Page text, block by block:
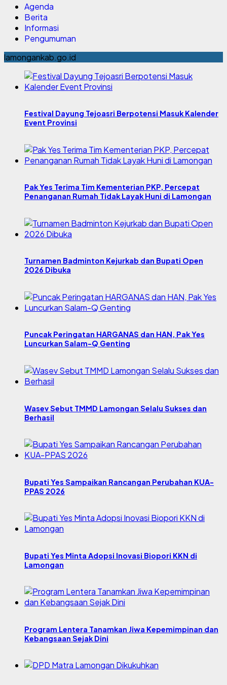
Agenda
Berita
Informasi
Pengumuman
lamongankab.go.id
Festival Dayung Tejoasri Berpotensi Masuk Kalender
Event Provinsi
Pak Yes Terima Tim Kementerian PKP, Percepat
Penanganan Rumah Tidak Layak Huni di Lamongan
Turnamen Badminton Kejurkab dan Bupati Open
2026 Dibuka
Puncak Peringatan HARGANAS dan HAN, Pak Yes
Luncurkan Salam-Q Genting
Wasev Sebut TMMD Lamongan Selalu Sukses dan
Berhasil
Bupati Yes Sampaikan Rancangan Perubahan KUA-
PPAS 2026
Bupati Yes Minta Adopsi Inovasi Biopori KKN di
Lamongan
Program Lentera Tanamkan Jiwa Kepemimpinan dan
Kebangsaan Sejak Dini